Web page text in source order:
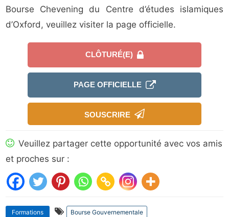
Bourse Chevening du Centre d’études islamiques
d’Oxford, veuillez visiter la page officielle.
CLÔTURÉ(E)
PAGE OFFICIELLE
SOUSCRIRE
Veuillez partager cette opportunité avec vos amis
et proches sur :
Formations Bourse Gouvernementale